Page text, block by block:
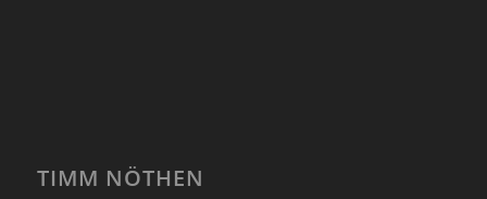
TIMM NÖTHEN